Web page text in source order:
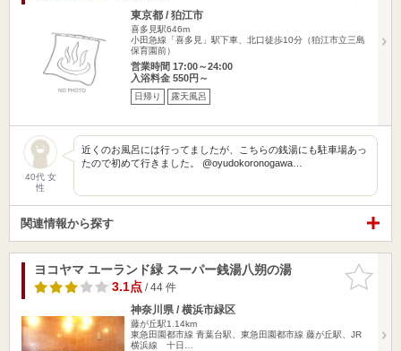
東京都 / 狛江市
喜多見駅646m
小田急線「喜多見」駅下車、北口徒歩10分（狛江市立三島
保育園前）
営業時間 17:00～24:00
入浴料金 550円～
日帰り 露天風呂
40代 女
性
近くのお風呂には行ってましたが、こちらの銭湯にも駐車場あっ
たので初めて行きました。 @oyudokoronogawa…
関連情報から探す
お気に入
りに追加
ヨコヤマ ユーランド緑 スーパー銭湯八朔の湯
3.1点/ 44 件
神奈川県 / 横浜市緑区
藤が丘駅1.14km
東急田園都市線 青葉台駅、東急田園都市線 藤が丘駅、JR
横浜線 十日…